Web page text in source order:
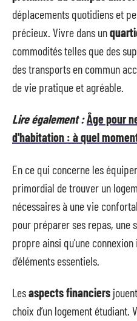
déplacements quotidiens et
précieux. Vivre dans un
commodités telles que des
des transports en commun
de vie pratique et agréable.
Lire également :Âge pour
d'habitation : à quel
En ce qui concerne les
primordial de trouver un
nécessaires à une vie
pour préparer ses repas, une
propre ainsi qu’une
d’éléments essentiels.
Lesaspects financiers
choix d’un logement étudiant.